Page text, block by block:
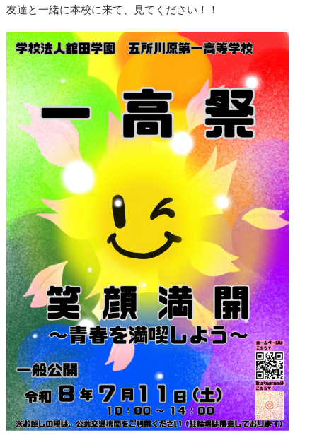
友達と一緒に本校に来て、見てください！！